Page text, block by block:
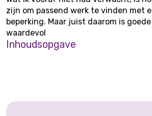
zijn om passend werk te vinden met
beperking. Maar juist daarom is
waardevol
Inhoudsopgave